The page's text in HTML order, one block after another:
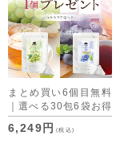
まとめ買い6個目無料
｜選べる30包6袋お得
セット デカフェコー
ヒーも仲間入り
6,249円 (税込)